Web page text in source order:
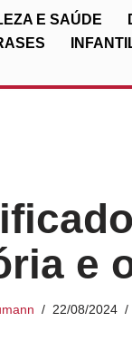
E SAÚDE
e
22/08/2024